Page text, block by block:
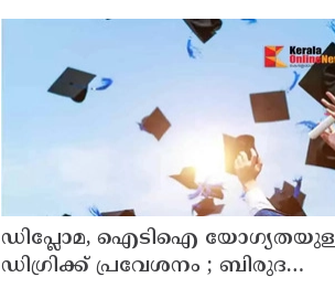
ഡിപ്ലോമ, ഐടിഐ
ഡിഗ്രിക്ക് പ്രവേശനം ; ബിരുദ